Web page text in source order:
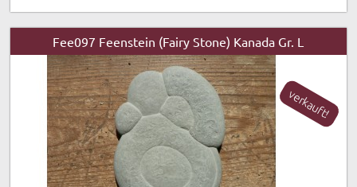
Fee097 Feenstein (Fairy Stone) Kanada Gr. L
verkauft!